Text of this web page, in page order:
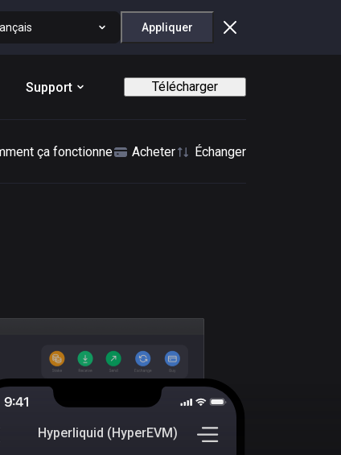
Appliquer
Support Télécharger
ça fonctionne Acheter Échanger
Hyperliquid (HyperEVM)